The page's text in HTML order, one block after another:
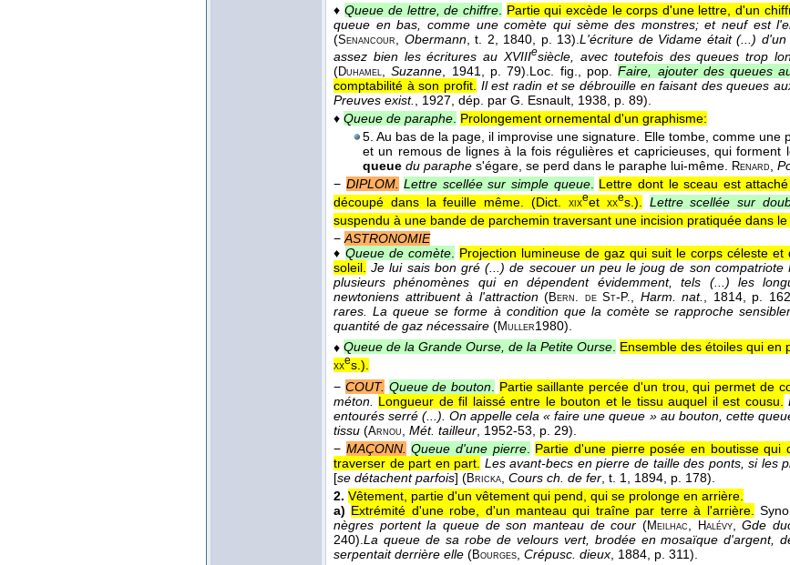
♦Queue de lettre, de chiffre. Partie qui excède le corps d'une lettre, d'un
queue en bas, comme une comète qui sème des monstres; et neuf est
(Senancour Obermann, t. 2 , 1840 , p. 13).L'écriture de Vidame était (...)
assez bien les écritures au XVIIIesiècle, avec toutefois des queues trop
(Duhamel,Suzanne, 1941, p. 79).Loc. fig., pop. Faire, ajouter des queues
comptabilité à son profit. Il est radin et se débrouille en faisant des queues
Preuves exist., 1927, dép. par G. Esnault, 1938, p. 89).
♦ Queue de paraphe. Prolongement ornemental d'un graphisme:
5. Au bas de la page, il improvise une signature. Elle tombe, comme une
et un remous de lignes à la fois régulières et capricieuses, qui
queue du paraphe s'égare, se perd dans le paraphe lui-même. Renard,
− DIPLOM. Lettre scellée sur simple queue. Lettre dont le sceau est
découpé dans la feuille même. (Dict. xixeet xxes. ). Lettre scellée sur
suspendu à une bande de parchemin traversant une incision pratiquée dans
− ASTRONOMIE
♦ Queue de comète
Projection lumineuse de gaz qui suit le corps céleste
soleil. Je lui sais bon gré (...) de secouer un peu le joug de son compatriote
plusieurs phénomènes qui en dépendent évidemment, tels (...) les
newtoniens attribuent à l'attraction(Bern. de St- P. Harm. nat. , 1814, p.
rares. La queue se forme à condition que la comète se rapproche
quantité de gaz nécessaire (Muller1980).
♦ Queue de la Grande Ourse, de la Petite Ourse. Ensemble des étoiles qui en
xxes. ).
− COUT. Queue de bouton. Partie saillante percée d'un trou, qui permet de
méton.
Longueur de fil laissé entre le bouton et le tissu auquel il est cousu.
entourés serré (...). On appelle cela « faire une queue » au bouton, cette
tissu (Arnou Mét. tailleur , 1952-53 , p. 29).
− MAÇONN. Queue d'une pierre.
Partie d'une pierre posée en boutisse qui
traverser de part en part. Les avant-becs en pierre de taille des ponts, si les
[se détachent parfois] (Bricka Cours ch. de fer , t. 1 , 1894 , p. 178).
2. Vêtement, partie d'un vêtement qui pend, qui se prolonge en arrière.
a) Extrémité d'une robe, d'un manteau qui traîne par terre à l'arrière.
nègres portent la queue de son manteau de cour (Meilhac Halévy,Gde
240). La queue de sa robe de velours vert, brodée en mosaïque d'argent,
serpentait derrière elle (Bourges Crépusc. dieux , 1884 , p. 311).